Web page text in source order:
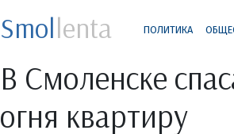
Smollenta ПОЛИТИКА
В Смоленске
огня квартиру